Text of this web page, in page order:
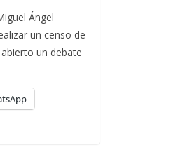
Ángel
un censo de
un debate